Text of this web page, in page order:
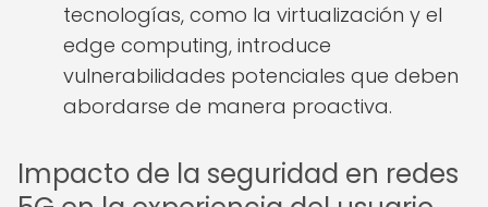
tecnologías, como la virtualización y el
edge computing, introduce
vulnerabilidades potenciales que deben
abordarse de manera proactiva.
Impacto de la seguridad en redes